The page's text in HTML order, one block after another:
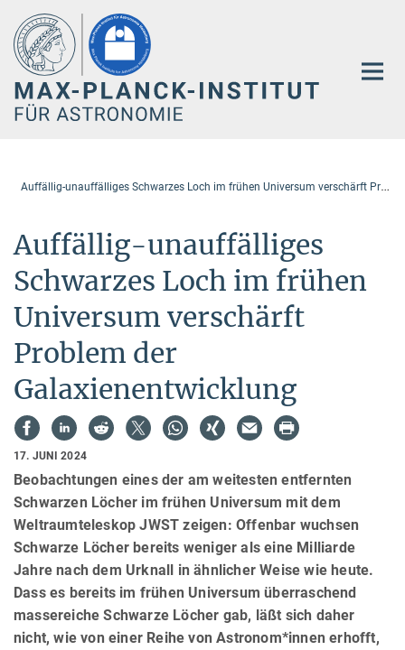
Hauptinhalt
A
uffällig-unauffälliges Schwarzes Loch im frühen Universum verschärft Problem der Galaxienentwicklung
Auffällig-unauffälliges
Schwarzes Loch im frühen
Universum verschärft
Problem der
Galaxienentwicklung
17. JUNI 2024
Beobachtungen eines der am weitesten entfernten
Schwarzen Löcher im frühen Universum mit dem
Weltraumteleskop JWST zeigen: Offenbar wuchsen
Schwarze Löcher bereits weniger als eine Milliarde
Jahre nach dem Urknall in ähnlicher Weise wie heute.
Dass es bereits im frühen Universum überraschend
massereiche Schwarze Löcher gab, läßt sich daher
nicht, wie von einer Reihe von Astronom*innen erhofft,